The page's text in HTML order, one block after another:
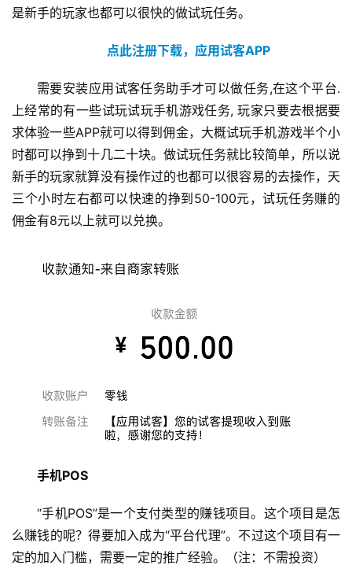
是新手的玩家也都可以很快的做试玩任务。
点此注册下载，应用试客APP
需要安装应用试客任务助手才可以做任务,在这个平台.
上经常的有一些试玩试玩手机游戏任务, 玩家只要去根据要
求体验一些APP就可以得到佣金，大概试玩手机游戏半个小
时都可以挣到十几二十块。做试玩任务就比较简单，所以说
新手的玩家就算没有操作过的也都可以很容易的去操作，天
三个小时左右都可以快速的挣到50-100元，试玩任务赚的
佣金有8元以上就可以兑换。
手机POS
“手机POS”是一个支付类型的赚钱项目。这个项目是怎
么赚钱的呢？得要加入成为“平台代理”。不过这个项目有一
定的加入门槛，需要一定的推广经验。（注：不需投资）